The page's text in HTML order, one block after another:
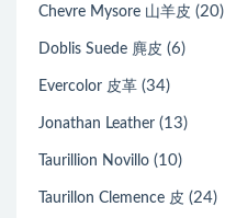
Chevre Mysore 山羊皮 (20)
Doblis Suede 麂皮 (6)
Evercolor 皮革 (34)
Jonathan Leather (13)
Taurillion Novillo (10)
Taurillon Clemence 皮 (24)